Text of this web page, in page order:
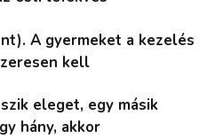
A gyermeket a kezelés
kell
eleget, egy másik
hány, akkor